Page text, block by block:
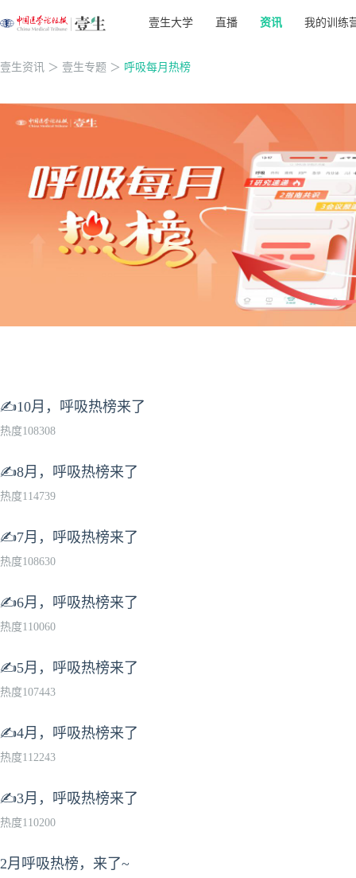
壹生大学 直播 资讯 我的训练
壹生资讯 ＞ 壹生专题 ＞ 呼吸每月热榜
✍10月，呼吸热榜来了
热度108308
✍8月，呼吸热榜来了
热度114739
✍7月，呼吸热榜来了
热度108630
✍6月，呼吸热榜来了
热度110060
✍5月，呼吸热榜来了
热度107443
✍4月，呼吸热榜来了
热度112243
✍3月，呼吸热榜来了
热度110200
2月呼吸热榜，来了~